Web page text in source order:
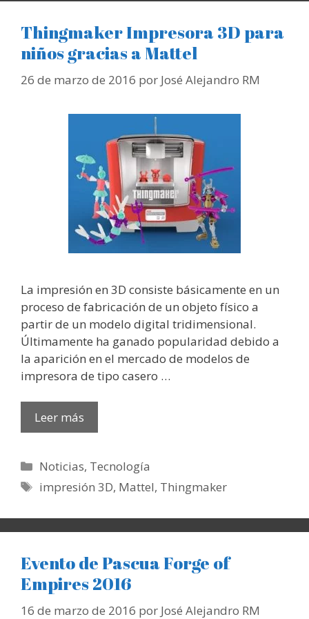
Thingmaker Impresora 3D para
niños gracias a Mattel
26 de marzo de 2016 por José Alejandro RM
La impresión en 3D consiste básicamente en un
proceso de fabricación de un objeto físico a
partir de un modelo digital tridimensional.
Últimamente ha ganado popularidad debido a
la aparición en el mercado de modelos de
impresora de tipo casero …
Leer más
Categorías
Noticias, Tecnología
Etiquetas
impresión 3D, Mattel, Thingmaker
Evento de Pascua Forge of
Empires 2016
16 de marzo de 2016 por José Alejandro RM